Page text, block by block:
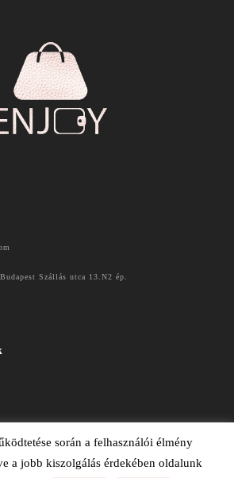
Szállás utca 13.N2 ép.
során a felhasználói élmény
a jobb kiszolgálás érdekében oldalunk